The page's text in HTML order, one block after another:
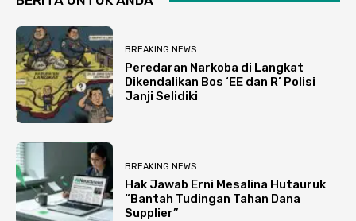
BREAKING NEWS
Peredaran Narkoba di Langkat
Dikendalikan Bos ‘EE dan R’ Polisi
Janji Selidiki
BREAKING NEWS
Hak Jawab Erni Mesalina Hutauruk
“Bantah Tudingan Tahan Dana
Supplier”